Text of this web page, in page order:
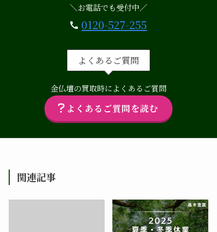
＼お電話でも受付中／
0120-527-255
よくあるご質問
金仏壇の買取時によくあるご質問
よくあるご質問を読む
関連記事